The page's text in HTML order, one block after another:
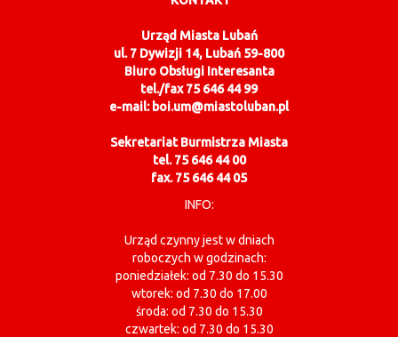
Urząd Miasta Lubań
ul. 7 Dywizji 14, Lubań 59-800
Biuro Obsługi Interesanta
tel./fax 75 646 44 99
e-mail: boi.um@miastoluban.pl
Sekretariat Burmistrza Miasta
tel. 75 646 44 00
fax. 75 646 44 05
INFO:
Urząd czynny jest w dniach
roboczych w godzinach:
poniedziałek: od 7.30 do 15.30
wtorek: od 7.30 do 17.00
środa: od 7.30 do 15.30
czwartek: od 7.30 do 15.30